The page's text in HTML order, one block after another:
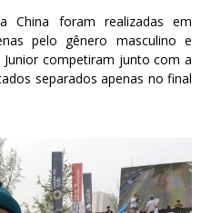
China foram realizadas em
pelo gênero masculino e
competiram junto com a
separados apenas no final